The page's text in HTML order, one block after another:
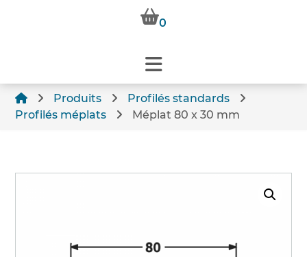
0
Produits
Profilés standards
Profilés méplats
Méplat 80 x 30 mm